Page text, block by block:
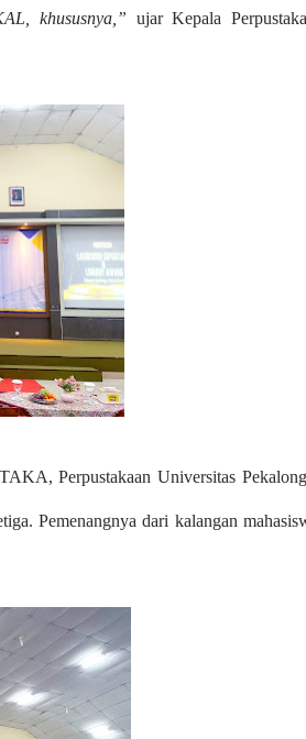
khususnya,” ujar Kepala
Perpustakaan Universitas
Pemenangnya dari kalangan